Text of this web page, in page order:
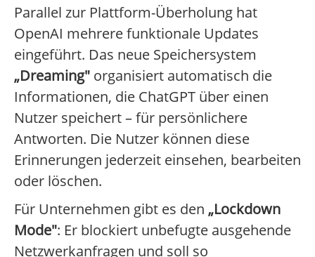
Parallel zur Plattform-Überholung hat
OpenAI mehrere funktionale Updates
eingeführt. Das neue Speichersystem
„Dreaming" organisiert automatisch die
Informationen, die ChatGPT über einen
Nutzer speichert – für persönlichere
Antworten. Die Nutzer können diese
Erinnerungen jederzeit einsehen, bearbeiten
oder löschen.
Für Unternehmen gibt es den „Lockdown
Mode": Er blockiert unbefugte ausgehende
Netzwerkanfragen und soll so